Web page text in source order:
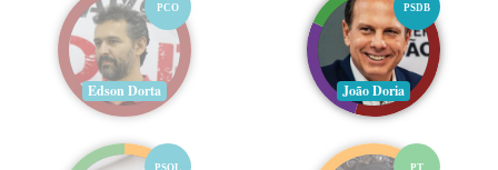
PCO
Edson Dorta
PSDB
João Doria
PSOL PT